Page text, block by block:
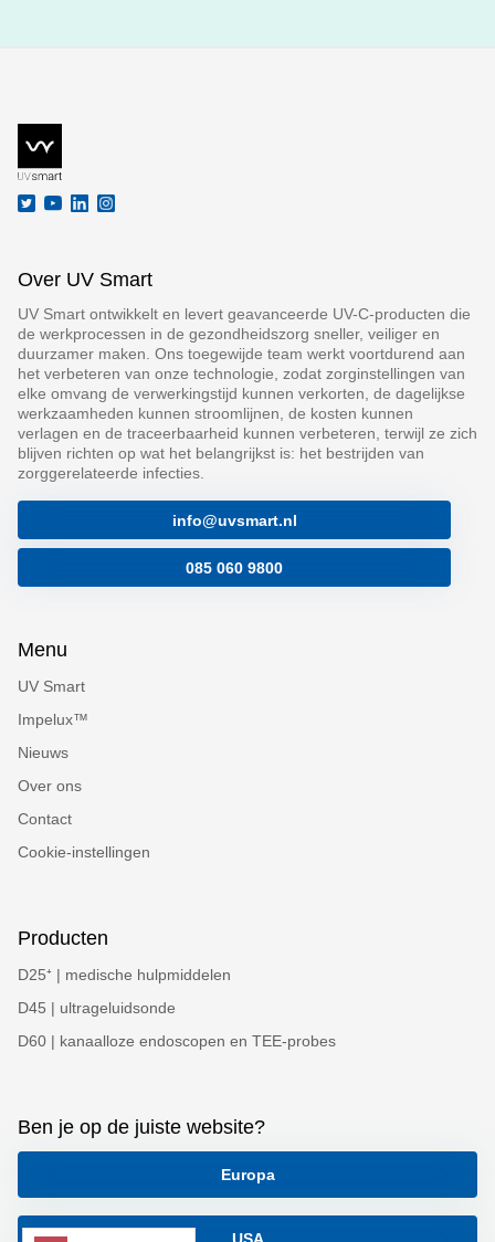
Over UV Smart
UV Smart ontwikkelt en levert geavanceerde UV-C-producten die
de werkprocessen in de gezondheidszorg sneller, veiliger en
duurzamer maken. Ons toegewijde team werkt voortdurend aan
het verbeteren van onze technologie, zodat zorginstellingen van
elke omvang de verwerkingstijd kunnen verkorten, de dagelijkse
werkzaamheden kunnen stroomlijnen, de kosten kunnen
verlagen en de traceerbaarheid kunnen verbeteren, terwijl ze zich
blijven richten op wat het belangrijkst is: het bestrijden van
zorggerelateerde infecties.
info@uvsmart.nl
085 060 9800
Menu
UV Smart
Impelux™
Nieuws
Over ons
Contact
Cookie-instellingen
Producten
D25⁺ | medische hulpmiddelen
D45 | ultrageluidsonde
D60 | kanaalloze endoscopen en TEE-probes
Ben je op de juiste website?
Europa
USA